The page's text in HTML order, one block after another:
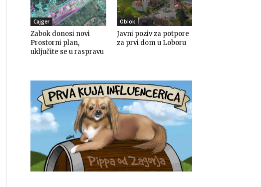
Cajger
Zabok donosi novi
Prostorni plan,
uključite se u raspravu
Oblok
Javni poziv za potpore
za prvi dom u Loboru